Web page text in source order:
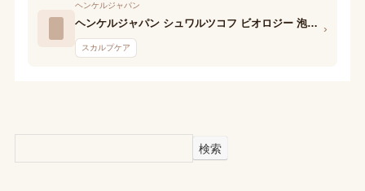
ヘンケルジャパン
ヘンケルジャパン シュワルツコフ ビオロジー 泡のクレンジングシャンプー リペア
スカルプケア
›
検索